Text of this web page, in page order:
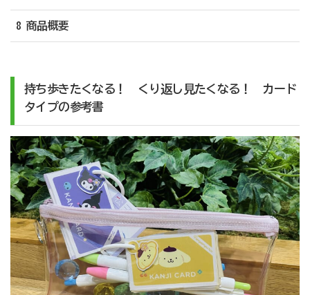
8 商品概要
持ち歩きたくなる！ くり返し見たくなる！ カード
タイプの参考書